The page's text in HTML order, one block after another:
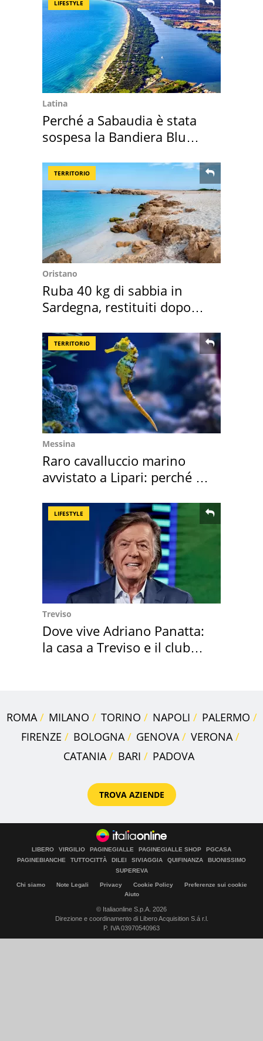
LIFESTYLE
Latina
Perché a Sabaudia è stata
sospesa la Bandiera Blu
TERRITORIO
Oristano
Ruba 40 kg di sabbia in
Sardegna, restituiti dopo
TERRITORIO
Messina
Raro cavalluccio marino
avvistato a Lipari: perché è
LIFESTYLE
Treviso
Dove vive Adriano Panatta:
la casa a Treviso e il club
ROMA MILANO TORINO NAPOLI
PALERMO
FIRENZE
BOLOGNA GENOVA
VERONA
CATANIA
BARI PADOVA
TROVA AZIENDE
LIBERO VIRGILIO PAGINEGIALLE PAGINEGIALLE SHOP
PGCASA
PAGINEBIANCHE
TUTTOCITTÀ DILEI SIVIAGGIA QUIFINANZA
BUONISSIMO
SUPEREVA
Chi siamo Note Legali Privacy Cookie Policy
Preferenze sui cookie
Aiuto
© Italiaonline S.p.A. 2026
Direzione e coordinamento di Libero Acquisition S.á r.l.
P. IVA 03970540963